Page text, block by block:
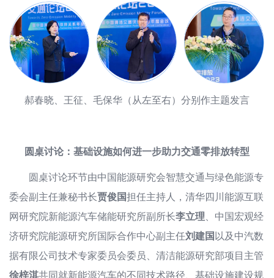
郝春晓、王征、毛保华（从左至右）分别作主题发言
圆桌讨论：基础设施如何进一步助力交通零排放转型
圆桌讨论环节由中国能源研究会智慧交通与绿色能源专
委会副主任兼秘书长贾俊国担任主持人，清华四川能源互联
网研究院新能源汽车储能研究所副所长李立理 、中国宏观经
济研究院能源研究所国际合作中心副主任刘建国 以及中汽数
据有限公司技术专家委员会委员、清洁能源研究部项目主管
徐梓淇共同就新能源汽车的不同技术路径、基础设施建设规